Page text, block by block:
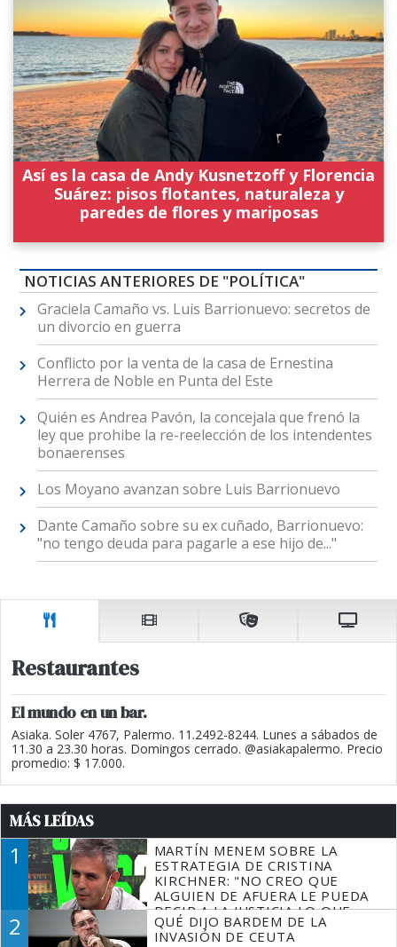
Así es la casa de Andy Kusnetzoff y Florencia
Suárez: pisos flotantes, naturaleza y
paredes de flores y mariposas
NOTICIAS ANTERIORES DE "POLÍTICA"
Graciela Camaño vs. Luis Barrionuevo: secretos de
un divorcio en guerra
Conflicto por la venta de la casa de Ernestina
Herrera de Noble en Punta del Este
Quién es Andrea Pavón, la concejala que frenó la
ley que prohibe la re-reelección de los intendentes
bonaerenses
Los Moyano avanzan sobre Luis Barrionuevo
Dante Camaño sobre su ex cuñado, Barrionuevo:
"no tengo deuda para pagarle a ese hijo de..."
Restaurantes
El mundo en un bar.
Asiaka. Soler 4767, Palermo. 11.2492-8244. Lunes a sábados de
11.30 a 23.30 horas. Domingos cerrado. @asiakapalermo. Precio
promedio: $ 17.000.
MÁS LEÍDAS
1
MARTÍN MENEM SOBRE LA
ESTRATEGIA DE CRISTINA
KIRCHNER: "NO CREO QUE
ALGUIEN DE AFUERA LE PUEDA
DECIR A LA JUSTICIA LO QUE
TIENE QUE HACER"
2
QUÉ DIJO BARDEM DE LA
INVASIÓN DE CEUTA